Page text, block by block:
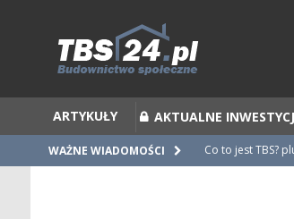
ARTYKUŁY AKTUALNE
WAŻNE WIADOMOŚCI
Co to jest TBS?
Zalecenia do